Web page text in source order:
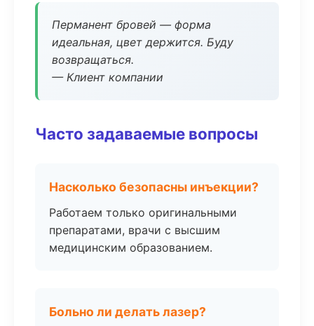
Перманент бровей — форма
идеальная, цвет держится. Буду
возвращаться.
— Клиент компании
Часто задаваемые вопросы
Насколько безопасны инъекции?
Работаем только оригинальными
препаратами, врачи с высшим
медицинским образованием.
Больно ли делать лазер?